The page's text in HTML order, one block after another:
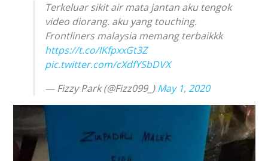
Terkeluar sikit air mata jantan aku tengok
video diorang. aku yang touching.
Frontliners malaysia memang terbaikkk
https://t.co/IKfpxxGt3Z
pic.twitter.com/cXdfYSbDVX
— Fizzy Park (@Fizz099_)May 1, 2020